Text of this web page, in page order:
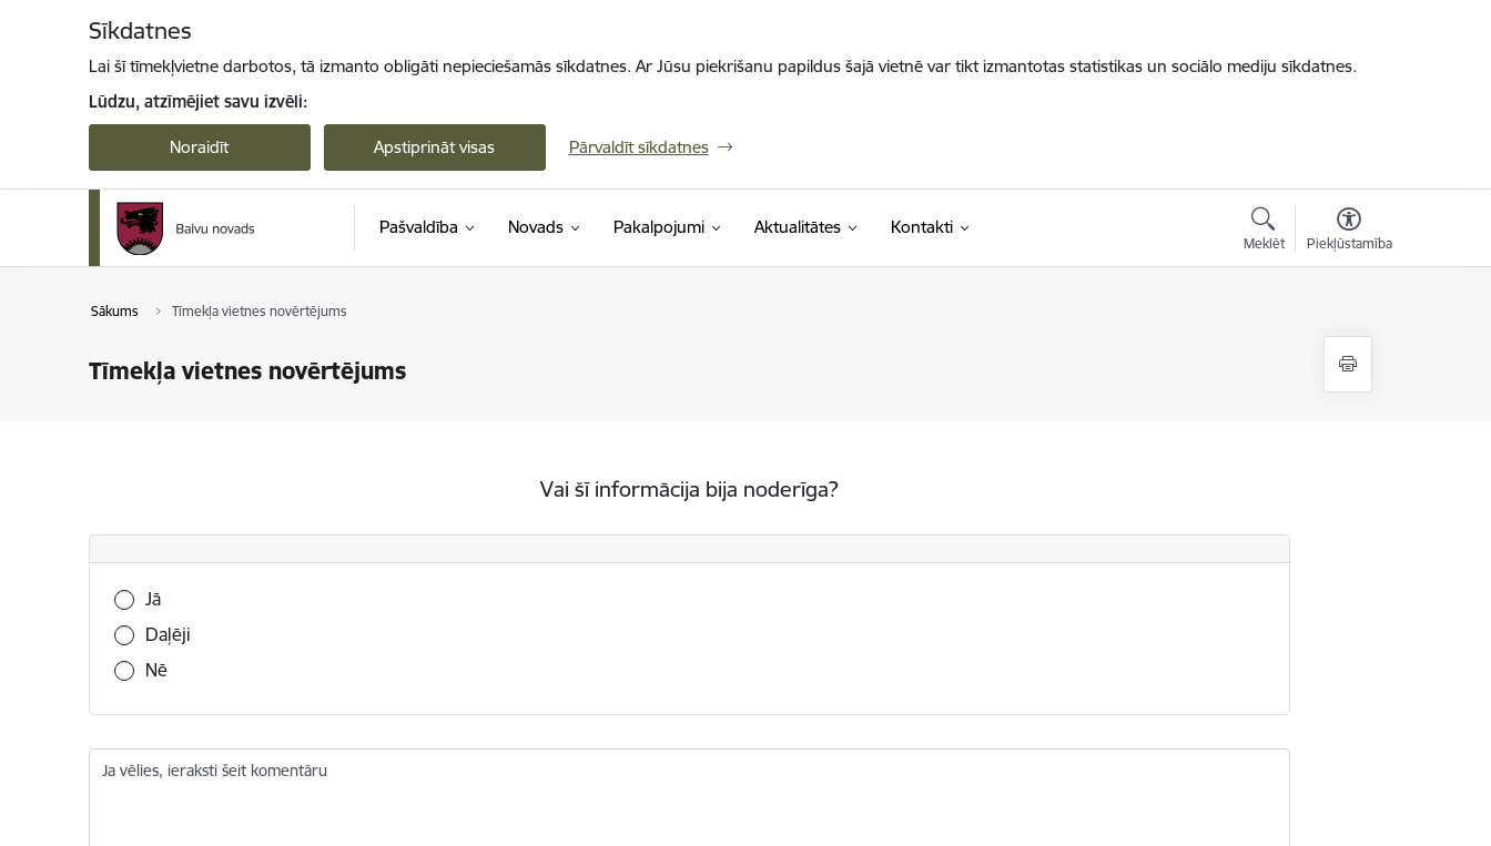
Sīkdatnes
Lai šī tīmekļvietne darbotos, tā izmanto obligāti nepieciešamās sīkdatnes. Ar Jūsu piekrišanu papildus šajā vietnē var tikt izmantotas statistikas un sociālo mediju sīkdatnes.
Lūdzu, atzīmējiet savu izvēli:
Noraidīt Apstiprināt visas Pārvaldīt sīkdatnes
Pašvaldība Novads Pakalpojumi Aktualitātes Kontakti
Meklēt Piekļūstamība
Sākums Tīmekļa vietnes novērtējums
Tīmekļa vietnes novērtējums
Vai šī informācija bija noderīga?
Vai šī informācija bija noderīga?
Jā
Daļēji
Nē
Ja vēlies, ieraksti šeit komentāru